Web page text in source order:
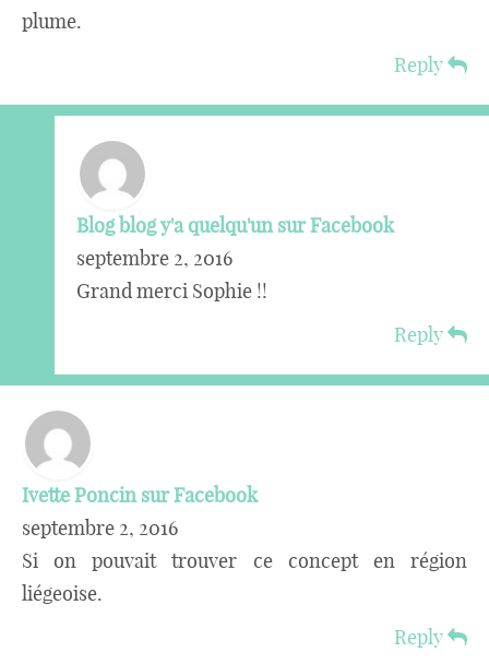
plume.
Reply
Blog blog y'a quelqu'un sur Facebook
septembre 2, 2016
Grand merci Sophie !!
Reply
Ivette Poncin sur Facebook
septembre 2, 2016
Si on pouvait trouver ce concept en région
liégeoise.
Reply